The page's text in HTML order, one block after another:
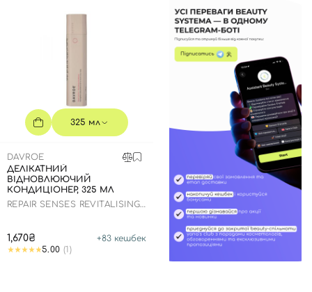
325 мл
DAVROE
ДЕЛІКАТНИЙ
ВІДНОВЛЮЮЧИЙ
КОНДИЦІОНЕР, 325 МЛ
REPAIR SENSES REVITALISING
1,670₴ +83 кешбек
5.00 (1)